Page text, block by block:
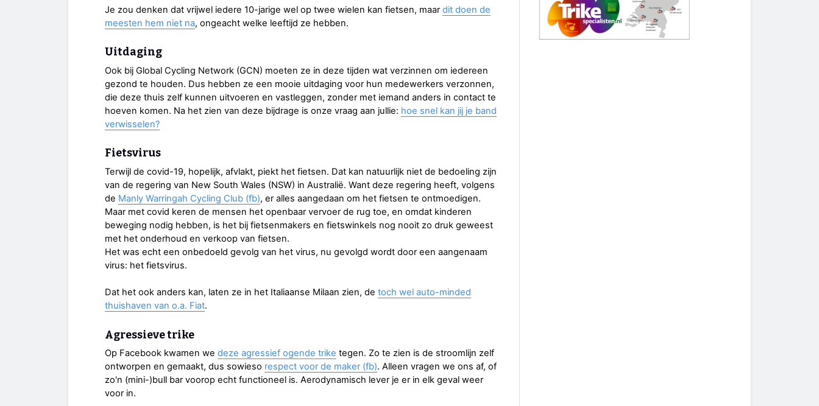
Je zou denken dat vrijwel iedere 10-jarige wel op twee wielen kan fietsen, maardit doen de
meesten hem niet na, ongeacht welke leeftijd ze hebben.
Uitdaging
Ook bij Global Cycling Network (GCN) moeten ze in deze tijden wat verzinnen om iedereen
gezond te houden. Dus hebben ze een mooie uitdaging voor hun medewerkers verzonnen,
die deze thuis zelf kunnen uitvoeren en vastleggen, zonder met iemand anders in contact te
hoeven komen. Na het zien van deze bijdrage is onze vraag aan jullie: hoe snel kan jij je band
verwisselen?
Fietsvirus
Terwijl de covid-19, hopelijk, afvlakt, piekt het fietsen. Dat kan natuurlijk niet de bedoeling zijn
van de regering van New South Wales (NSW) in Australië. Want deze regering heeft, volgens
de Manly Warringah Cycling Club (fb), er alles aangedaan om het fietsen te ontmoedigen.
Maar met covid keren de mensen het openbaar vervoer de rug toe, en omdat kinderen
beweging nodig hebben, is het bij fietsenmakers en fietswinkels nog nooit zo druk geweest
met het onderhoud en verkoop van fietsen.
Het was echt een onbedoeld gevolg van het virus, nu gevolgd wordt door een aangenaam
virus: het fietsvirus.
Dat het ook anders kan, laten ze in het Italiaanse Milaan zien, de toch wel auto-minded
thuishaven van o.a. Fiat.
Agressieve trike
Op Facebook kwamen we deze agressief ogende trike tegen. Zo te zien is de stroomlijn zelf
ontworpen en gemaakt, dus sowieso respect voor de maker (fb). Alleen vragen we ons af, of
zo'n (mini-)bull bar voorop echt functioneel is. Aerodynamisch lever je er in elk geval weer
voor in.